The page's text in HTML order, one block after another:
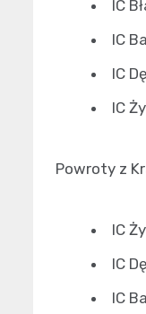
IC
IC
IC
IC
Powroty z
IC
IC
IC